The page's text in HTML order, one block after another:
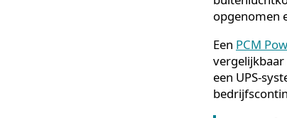
PCM-
Phase
systeem